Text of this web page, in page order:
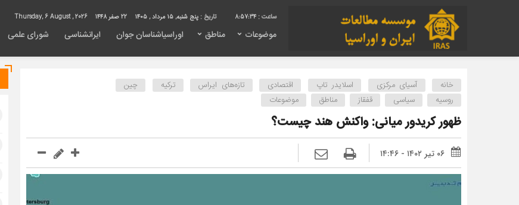
8:57:35 تاریخ : پنج شنبه, ۱۵ مرداد , ۱۴۰۵ 22 صفر 1448
موضوعات مناطق اوراسیاشناسان جوان ایرانشناسی شورای علمی
خانه آسیای مرکزی اسلایدر تاپ اقتصادی تازه‌های ایراس ترکیه
چین
روسیه
سیاسی قفقاز مناطق موضوعات
ظهور کریدور میانی: واکنش هند چیست؟
۰۶ تیر ۱۴۰۲ - ۱۴:۴۶